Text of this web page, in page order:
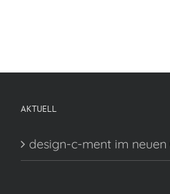
AKTUELL
design-c-ment im neuen